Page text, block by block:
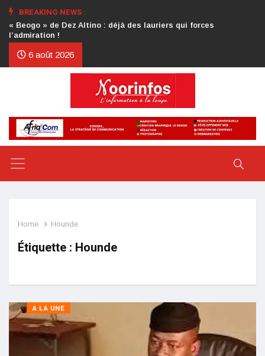
BREAKING NEWS :
Crise au CDP : l’authentification de la lettre du président
d’honneur toujours attendue
6 août 2026
Home Hounde
Étiquette : Hounde
A LA UNE